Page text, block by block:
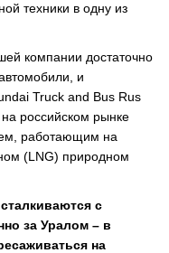
техники в одну из
компании достаточно
и
Truck and Bus Rus
российском рынке
работающим на
(LNG) природном
с
за Уралом – в
на